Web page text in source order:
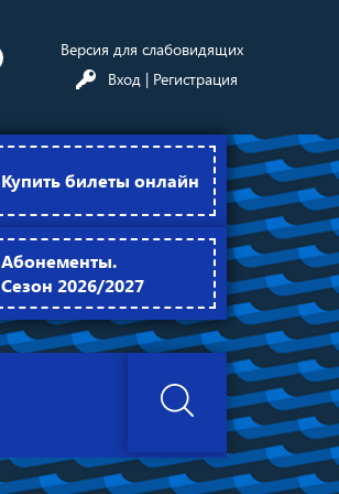
Версия для слабовидящих
Вход | Регистрация
Купить билеты онлайн
Абонементы.
Сезон 2026/2027